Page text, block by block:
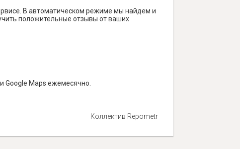
В автоматическом режиме мы найдем и
положительные отзывы от ваших
Google Maps ежемесячно.
Коллектив Repometr